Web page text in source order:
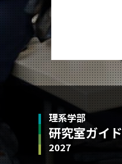
理系学部
研究室ガイド
2027